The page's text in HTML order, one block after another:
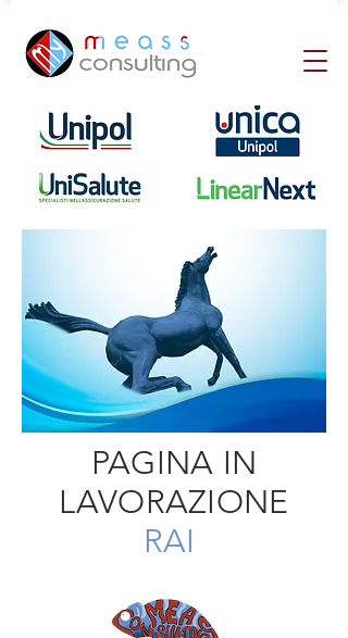
PAGINA IN
LAVORAZIONE
RAI